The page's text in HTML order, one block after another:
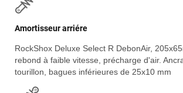
Amortisseur arriére
RockShox Deluxe Select R DebonAir,
rebond à faible vitesse, précharge d'air.
tourillon, bagues inférieures de 25x10 mm